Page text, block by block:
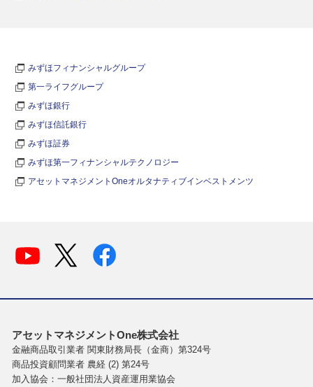
みずほフィナンシャルグループ
第一ライフグループ
みずほ銀行
みずほ信託銀行
みずほ証券
みずほ第一フィナンシャルテクノロジー
アセットマネジメントOneオルタナティブインベストメンツ
アセットマネジメントOne株式会社
金融商品取引業者 関東財務局長（金商）第324号
商品投資顧問業者 農経 (2) 第24号
加入協会：一般社団法人資産運用業協会